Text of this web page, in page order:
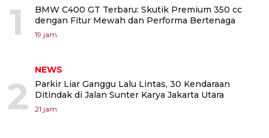
1
BMW C400 GT Terbaru: Skutik Premium 350 cc
dengan Fitur Mewah dan Performa Bertenaga
19 jam
2
NEWS
Parkir Liar Ganggu Lalu Lintas, 30 Kendaraan
Ditindak di Jalan Sunter Karya Jakarta Utara
21 jam